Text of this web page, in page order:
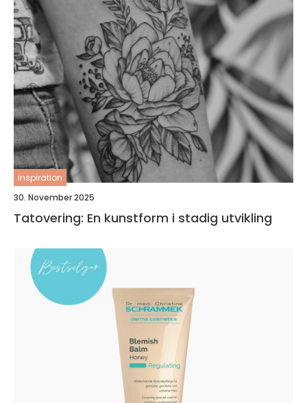
inspiration
30. November 2025
Tatovering: En kunstform i stadig utvikling